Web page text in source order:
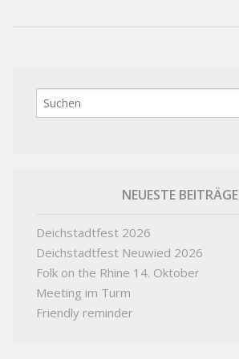
NEUESTE BEITRÄGE
Deichstadtfest 2026
Deichstadtfest Neuwied 2026
Folk on the Rhine 14. Oktober
Meeting im Turm
Friendly reminder